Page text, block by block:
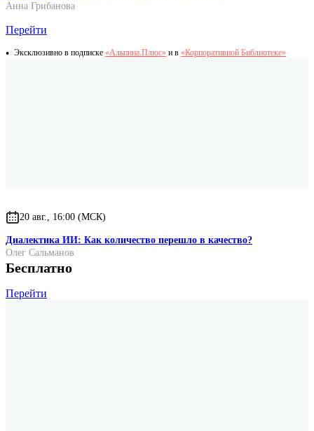
Анна Грибанова
Перейти
Эксклюзивно в подписке «Альпина.Плюс» и в «Корпоративной Библиотеке»
20 авг., 16:00 (МСК)
Диалектика ИИ: Как количество перешло в качество?
Олег Сальманов
Бесплатно
Перейти